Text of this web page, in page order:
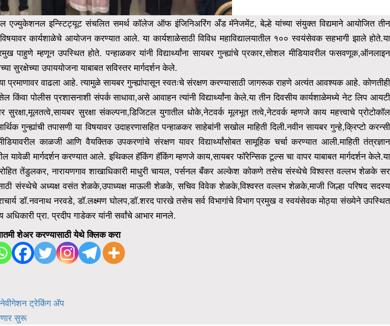
एज्युकेशनल इन्स्टिट्यूट संचलित समर्थ कॉलेज ऑफ इंजिनिअरिंग अँड मॅनेजमेंट, बेल्हे यांच्या संयुक्त विद्यमाने आयोजित तीन
विषयावर कार्यशाळेचे आयोजन करण्यात आले. या कार्यशाळेसाठी विविध महाविद्यालयातील १०० स्वयंसेवक सहभागी झाले होते.या
पाहुणे म्हणून उपस्थित होते. पन्हाळकर यांनी विद्यार्थ्यांना सायबर गुन्ह्यांचे प्रकार,सोशल मीडियावरील फसवणूक,ऑनलाइन
सुरक्षेच्या उपाययोजना याबाबत सविस्तर मार्गदर्शन केले.
प्रमाणावर वाढला आहे.त्यामुळे सायबर गुन्ह्यांपासून स्वतःचे संरक्षण करण्यासाठी जागरूक राहणे अत्यंत आवश्यक आहे. कोणतीही
पोलीस प्रशासनाशी संपर्क साधावा,असे आवाहन त्यांनी विद्यार्थ्यांना केले.या तीन दिवसीय कार्यशाळेमध्ये नेट लिप आयटी
सुरक्षा,मूलतत्वे,सायबर सुरक्षा संकल्पना,डिजिटल युगातील धोके,नेटवर्क मूलभूत तत्वे,नेटवर्क म्हणजे काय महत्त्वाचे प्रोटोकॉल
तपासणी या विषयावर उदाहरणासहित पन्हाळकर साहेबांनी सखोल माहिती दिली.नवीन सायबर गुन्हे,क्रिप्टो करन्सी
काळजी आणि वैयक्तिक उपकरणांचे संरक्षण यावर विद्यार्थ्यांसोबत सामूहिक चर्चा करण्यात आली.माहिती तंत्रज्ञान
यावेळी मार्गदर्शन करण्यात आले. इथिकल हॅकिंग हॅकिंग म्हणजे काय,सायबर फॉरेन्सिक टूल्स चा वापर याबाबत मार्गदर्शन केले.या
तेंडुलकर, नारायणगाव शाखाधिकारी माधुरी चायल,पर्सनल बँकर अल्केश कोकणे तसेच संस्थेचे विश्वस्त वल्लभ शेळके सर
संस्थेचे अध्यक्ष वसंत शेळके,उपाध्यक्ष माऊली शेळके, सचिव विवेक शेळके,विश्वस्त वल्लभ शेळके,माजी जिल्हा परिषद सदस्य
डॉ.नवनाथ नरवडे, डॉ.लक्ष्मण घोलप,डॉ.शरद पारखे तसेच सर्व विभागांचे विभाग प्रमुख व स्वयंसेवक मोठ्या संख्येने उपस्थित
प्रा. प्रदीप गाडेकर यांनी सर्वांचे आभार मानले.
शेअर करण्यासाठी येथे क्लिक करा
ट्रेकिंग ॲप
सुरू